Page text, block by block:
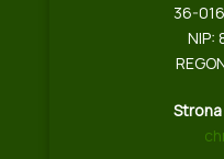
36-
NIP: